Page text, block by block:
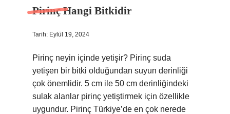
Pirinç Hangi Bitkidir
Tarih: Eylül 19, 2024
Pirinç neyin içinde yetişir? Pirinç suda
yetişen bir bitki olduğundan suyun derinliği
çok önemlidir. 5 cm ile 50 cm derinliğindeki
sulak alanlar pirinç yetiştirmek için özellikle
uygundur. Pirinç Türkiye’de en çok nerede